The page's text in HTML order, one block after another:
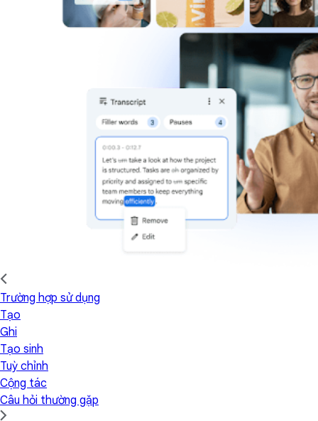
Trường hợp sử dụng
Tạo
Ghi
Tạo sinh
Tuỳ chỉnh
Cộng tác
Câu hỏi thường gặp